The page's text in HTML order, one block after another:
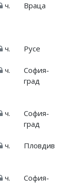
ч. Враца
ч. Русе
ч.
София-
град
ч.
София-
град
ч. Пловдив
ч.
София-